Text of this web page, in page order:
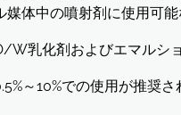
体中の噴射剤に使用可能
W乳化剤およびエマルシ
～10%での使用が推奨さ